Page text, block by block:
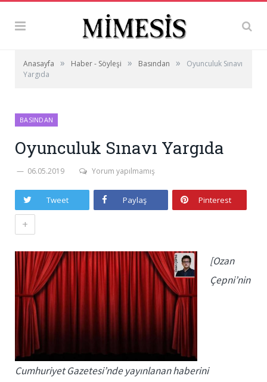
Anasayfa » Haber - Söyleşi » Basından »
Oyunculuk Sınavı
Yargıda
BASINDAN
Oyunculuk Sınavı Yargıda
06.05.2019 Yorum yapılmamış
Tweet Paylaş Pinterest
+
[Ozan
Çepni’nin
Cumhuriyet Gazetesi’nde yayınlanan haberini